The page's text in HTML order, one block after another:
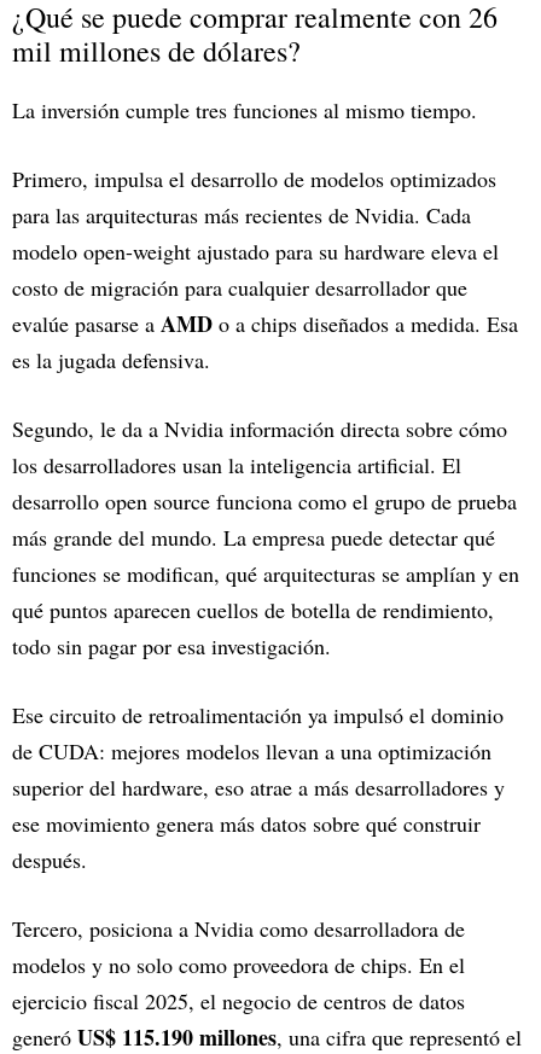
¿Qué se puede comprar realmente con 26
mil millones de dólares?
La inversión cumple tres funciones al mismo tiempo.
Primero, impulsa el desarrollo de modelos optimizados
para las arquitecturas más recientes de Nvidia. Cada
modelo open-weight ajustado para su hardware eleva el
costo de migración para cualquier desarrollador que
evalúe pasarse a AMD o a chips diseñados a medida. Esa
es la jugada defensiva.
Segundo, le da a Nvidia información directa sobre cómo
los desarrolladores usan la inteligencia artificial. El
desarrollo open source funciona como el grupo de prueba
más grande del mundo. La empresa puede detectar qué
funciones se modifican, qué arquitecturas se amplían y en
qué puntos aparecen cuellos de botella de rendimiento,
todo sin pagar por esa investigación.
Ese circuito de retroalimentación ya impulsó el dominio
de CUDA: mejores modelos llevan a una optimización
superior del hardware, eso atrae a más desarrolladores y
ese movimiento genera más datos sobre qué construir
después.
Tercero, posiciona a Nvidia como desarrolladora de
modelos y no solo como proveedora de chips. En el
ejercicio fiscal 2025, el negocio de centros de datos
generó US$ 115.190 millones, una cifra que representó el